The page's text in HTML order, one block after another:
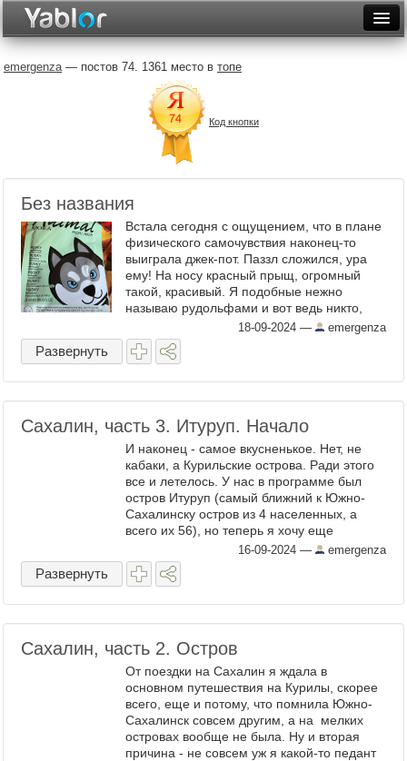
Неделя
Месяц
Рейтинги
Фототоп
Видеотоп
emergenza— постов 74. 1361 место в топе
Код кнопки
Без названия
Встала сегодня с ощущением, что в плане
физического самочувствия наконец-то
выиграла джек-пот. Паззл сложился, ура
ему! На носу красный прыщ, огромный
такой, красивый. Я подобные нежно
называю рудольфами и вот ведь никто,
бляха муха, не спросит почему. Все и так в
курсе, у всех прямая ...
18-09-2024 — emergenza
Развернуть
Сахалин, часть 3. Итуруп. Начало
И наконец - самое вкусненькое. Нет, не
кабаки, а Курильские острова. Ради этого
все и летелось. У нас в программе был
остров Итуруп (самый ближний к Южно-
Сахалинску остров из 4 населенных, а
всего их 56), но теперь я хочу еще
посмотреть Кунашир и Шикотан, они
южнее. Тут есть такой нюанс. ...
16-09-2024 — emergenza
Развернуть
Сахалин, часть 2. Остров
От поездки на Сахалин я ждала в
основном путешествия на Курилы, скорее
всего, еще и потому, что помнила Южно-
Сахалинск совсем другим, а на мелких
островах вообще не была. Ну и вторая
причина - не совсем уж я какой-то педант